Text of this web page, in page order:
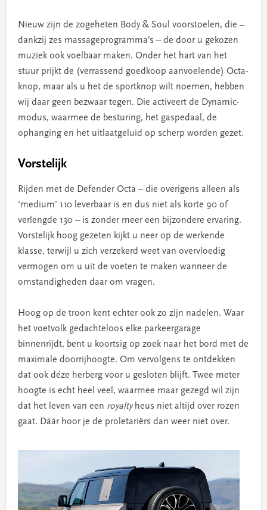
Nieuw zijn de zogeheten Body & Soul voorstoelen, die –
dankzij zes massageprogramma’s – de door u gekozen
muziek ook voelbaar maken. Onder het hart van het
stuur prijkt de (verrassend goedkoop aanvoelende) Octa-
knop, maar als u het de sportknop wilt noemen, hebben
wij daar geen bezwaar tegen. Die activeert de Dynamic-
modus, waarmee de besturing, het gaspedaal, de
ophanging en het uitlaatgeluid op scherp worden gezet.
Vorstelijk
Rijden met de Defender Octa – die overigens alleen als
‘medium’ 110 leverbaar is en dus niet als korte 90 of
verlengde 130 – is zonder meer een bijzondere ervaring.
Vorstelijk hoog gezeten kijkt u neer op de werkende
klasse, terwijl u zich verzekerd weet van overvloedig
vermogen om u uit de voeten te maken wanneer de
omstandigheden daar om vragen.
Hoog op de troon kent echter ook zo zijn nadelen. Waar
het voetvolk gedachteloos elke parkeergarage
binnenrijdt, bent u koortsig op zoek naar het bord met de
maximale doorrijhoogte. Om vervolgens te ontdekken
dat ook déze herberg voor u gesloten blijft. Twee meter
hoogte is echt heel veel, waarmee maar gezegd wil zijn
dat het leven van een royaltyheus niet altijd over rozen
gaat. Dáár hoor je de proletariërs dan weer niet over.